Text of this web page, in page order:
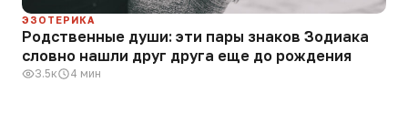
ЭЗОТЕРИКА
Родственные души: эти пары знаков Зодиака
словно нашли друг друга еще до рождения
3.5к 4 мин